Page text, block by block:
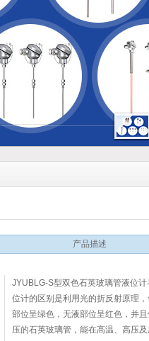
产品描述
JYUBLG-S型双色石英玻璃管液位
位计的区别是利用光的折反射原理
部位呈绿色，无液部位呈红色，并
压的石英玻璃管，能在高温、高压